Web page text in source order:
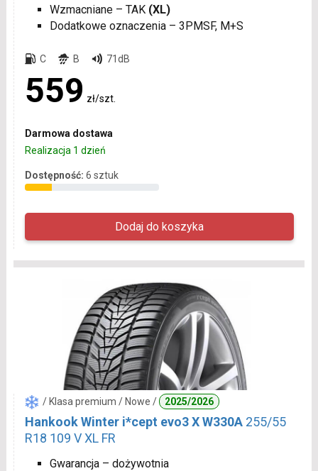
Wzmacniane – TAK (XL)
Dodatkowe oznaczenia – 3PMSF, M+S
C B 71dB
559 zł/szt.
Darmowa dostawa
Realizacja 1 dzień
Dostępność: 6 sztuk
/ Klasa premium / Nowe / 2025/2026
Hankook Winter i*cept evo3 X W330A 255/55
R18 109 V XL FR
Gwarancja – dożywotnia